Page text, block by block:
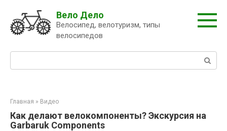
контенту
Вело Дело
Велосипед, велотуризм, типы
велосипедов
Главная » Видео
Как делают велокомпоненты? Экскурсия на
Garbaruk Components